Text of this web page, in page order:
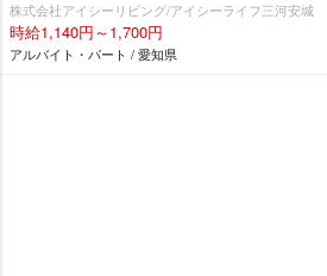
株式会社アイシーリビング/アイシーライフ三河安城
時給1,140円～1,700円
アルバイト・パート / 愛知県